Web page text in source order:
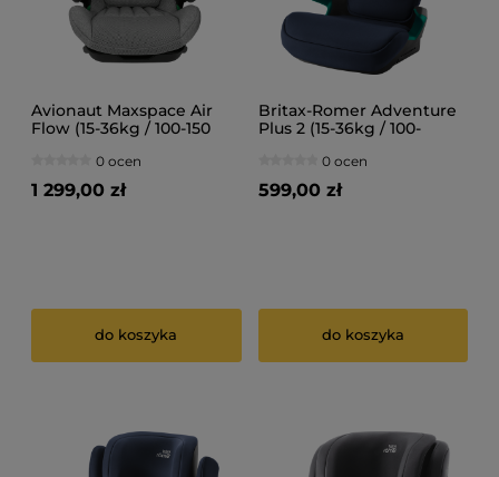
Avionaut Maxspace Air
Flow (15-36kg / 100-150
samochodowy
0 ocen
1 299,00 zł
do koszyka
Britax-Romer Adventure
Plus 2 (15-36kg / 100-
samochodowy
0 ocen
599,00 zł
do koszyka